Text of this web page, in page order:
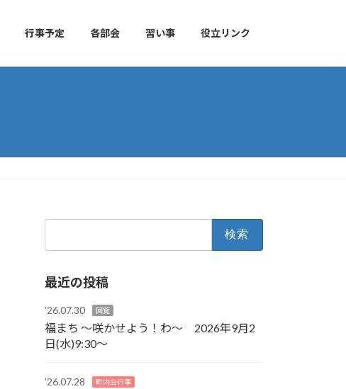
行事予定 各部会 習い事 役立リンク
最近の投稿
'26.07.30 回覧
福まち ～咲かせよう！わ～ 2026年9月2
日(水)9:30～
'26.07.28 町内会行事